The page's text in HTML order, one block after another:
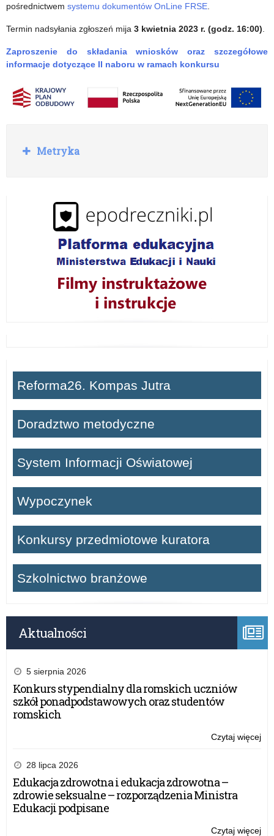
pośrednictwem systemu dokumentów OnLine FRSE.
Termin nadsyłania zgłoszeń mija 3 kwietnia 2023 r. (godz. 16:00).
Zaproszenie do składania wniosków oraz szczegółowe
informacje dotyczące II naboru w ramach konkursu
R
o
Metryka
Reforma26. Kompas Jutra
Doradztwo metodyczne
System Informacji Oświatowej
Wypoczynek
Konkursy przedmiotowe kuratora
Szkolnictwo branżowe
Aktualności
5 sierpnia 2026
Konkurs stypendialny dla romskich uczniów
szkół ponadpodstawowych oraz studentów
romskich
Czytaj więcej
28 lipca 2026
Edukacja zdrowotna i edukacja zdrowotna –
zdrowie seksualne – rozporządzenia Ministra
Edukacji podpisane
Czytaj więcej